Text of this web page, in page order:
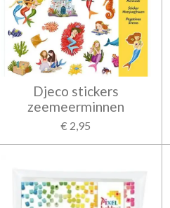
Djeco stickers
zeemeerminnen
€ 2,95